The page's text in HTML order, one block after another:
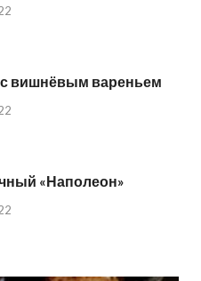
вишнёвым вареньем
«Наполеон»